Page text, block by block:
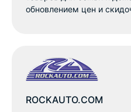
обновлением цен и
ROCKAUTO.COM